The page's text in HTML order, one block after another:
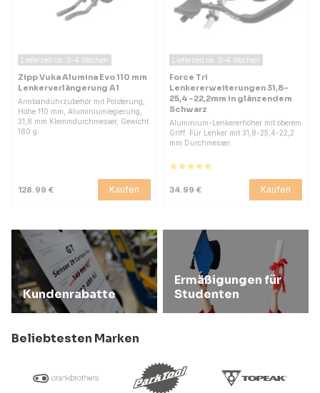
Lieferzeit ca. 3–4 Wochen
Zipp Vuka Alumina Evo 110 mm
Lenkerverlängerung A1
Armbanduhrzubehör mit Polsterung,
Höhe 110 mm, Aluminiumlegierung,
31,8 mm Klemmdurchmesser, Gewicht
180 g.
128.99 € Kaufen
Lieferzeit ca. 3–4 Wochen
Force Tri
Lenkererweiterungen 31,8-
25,4 -22,2mm in glänzendem
Schwarz
Aluminium-Lenkererhöher mit oberem
Griff. Für Lenker mit 31,8-25,4-22,2
mm Durchmesser.
34.99 € Kaufen
Kundenrabatte
Ermäßigungen für
Studenten
Beliebtesten Marken